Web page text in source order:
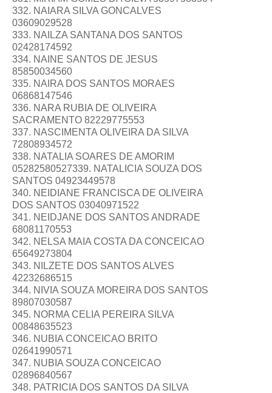
332. NAIARA SILVA GONCALVES
03609029528
333. NAILZA SANTANA DOS SANTOS
02428174592
334. NAINE SANTOS DE JESUS
85850034560
335. NAIRA DOS SANTOS MORAES
06868147546
336. NARA RUBIA DE OLIVEIRA
SACRAMENTO 82229775553
337. NASCIMENTA OLIVEIRA DA SILVA
72808934572
338. NATALIA SOARES DE AMORIM
05282580527339. NATALICIA SOUZA DOS
SANTOS 04923449578
340. NEIDIANE FRANCISCA DE OLIVEIRA
DOS SANTOS 03040971522
341. NEIDJANE DOS SANTOS ANDRADE
68081170553
342. NELSA MAIA COSTA DA CONCEICAO
65649273804
343. NILZETE DOS SANTOS ALVES
42232686515
344. NIVIA SOUZA MOREIRA DOS SANTOS
89807030587
345. NORMA CELIA PEREIRA SILVA
00848635523
346. NUBIA CONCEICAO BRITO
02641990571
347. NUBIA SOUZA CONCEICAO
02896840567
348. PATRICIA DOS SANTOS DA SILVA